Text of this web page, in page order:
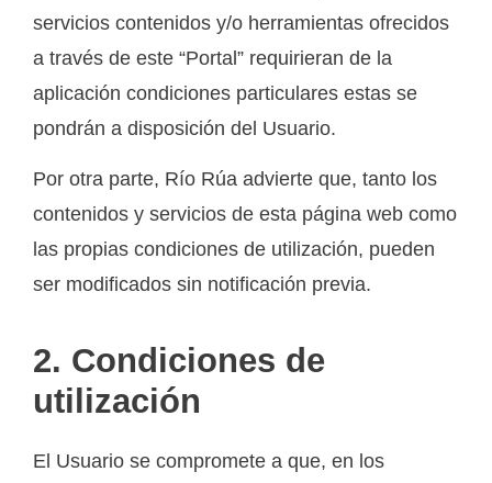
servicios contenidos y/o herramientas ofrecidos
a través de este “Portal” requirieran de la
aplicación condiciones particulares estas se
pondrán a disposición del Usuario.
Por otra parte, Río Rúa advierte que, tanto los
contenidos y servicios de esta página web como
las propias condiciones de utilización, pueden
ser modificados sin notificación previa.
2. Condiciones de
utilización
El Usuario se compromete a que, en los